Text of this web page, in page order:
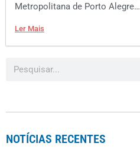
Metropolitana de Porto Alegre…
Ler Mais
NOTÍCIAS RECENTES